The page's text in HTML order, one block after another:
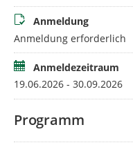
Jugendamt des
Netzwerkbüro
Görlitz, Tierra - Eine Welt
An der Veranstaltung
Anmeldung
Anmeldung erforderlich
Anmeldezeitraum
19.06.2026 - 30.09.2026
Programm